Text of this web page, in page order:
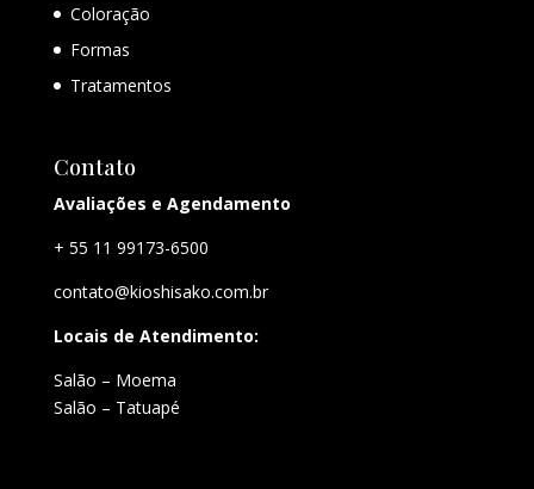
Coloração
Formas
Tratamentos
Contato
Avaliações e Agendamento
+ 55 11 99173-6500
contato@kioshisako.com.br
Locais de Atendimento:
Salão – Moema
Salão – Tatuapé